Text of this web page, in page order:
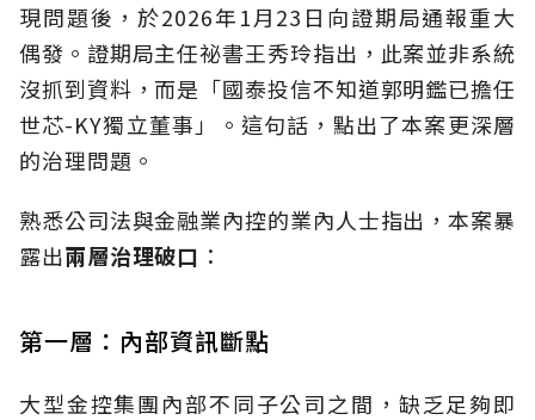
現問題後，於2026年1月23日向證期局通報重大
偶發。證期局主任祕書王秀玲指出，此案並非系統
沒抓到資料，而是「國泰投信不知道郭明鑑已擔任
世芯-KY獨立董事」。這句話，點出了本案更深層
的治理問題。
熟悉公司法與金融業內控的業內人士指出，本案暴
露出兩層治理破口 ：
第一層：內部資訊斷點
大型金控集團內部不同子公司之間，缺乏足夠即